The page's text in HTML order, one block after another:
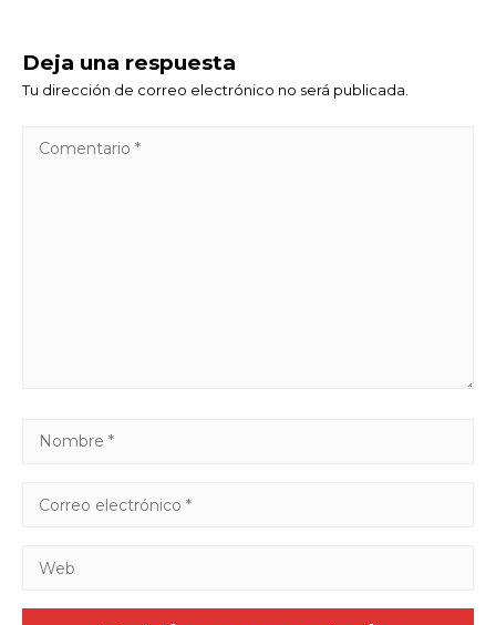
Deja una respuesta
Tu dirección de correo electrónico no será publicada.